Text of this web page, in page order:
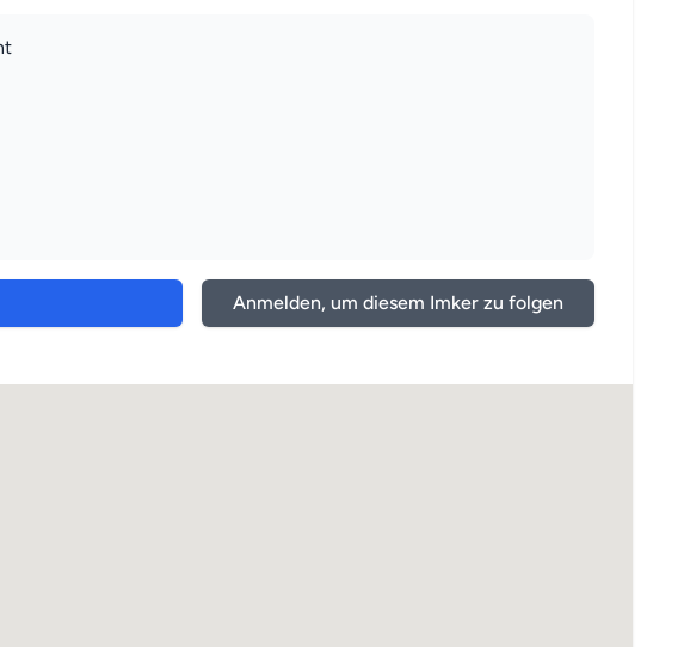
Anmelden, um diesem Imker zu folgen